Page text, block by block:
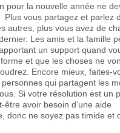
pour la nouvelle année ne
Plus vous partagez et parlez
autres, plus vous avez de
Les amis et la famille
un support quand
et que les choses ne
Encore mieux, faites-
qui partagent les
Si votre résolution est un
être avoir besoin d’une aide
donc ne soyez pas timide et